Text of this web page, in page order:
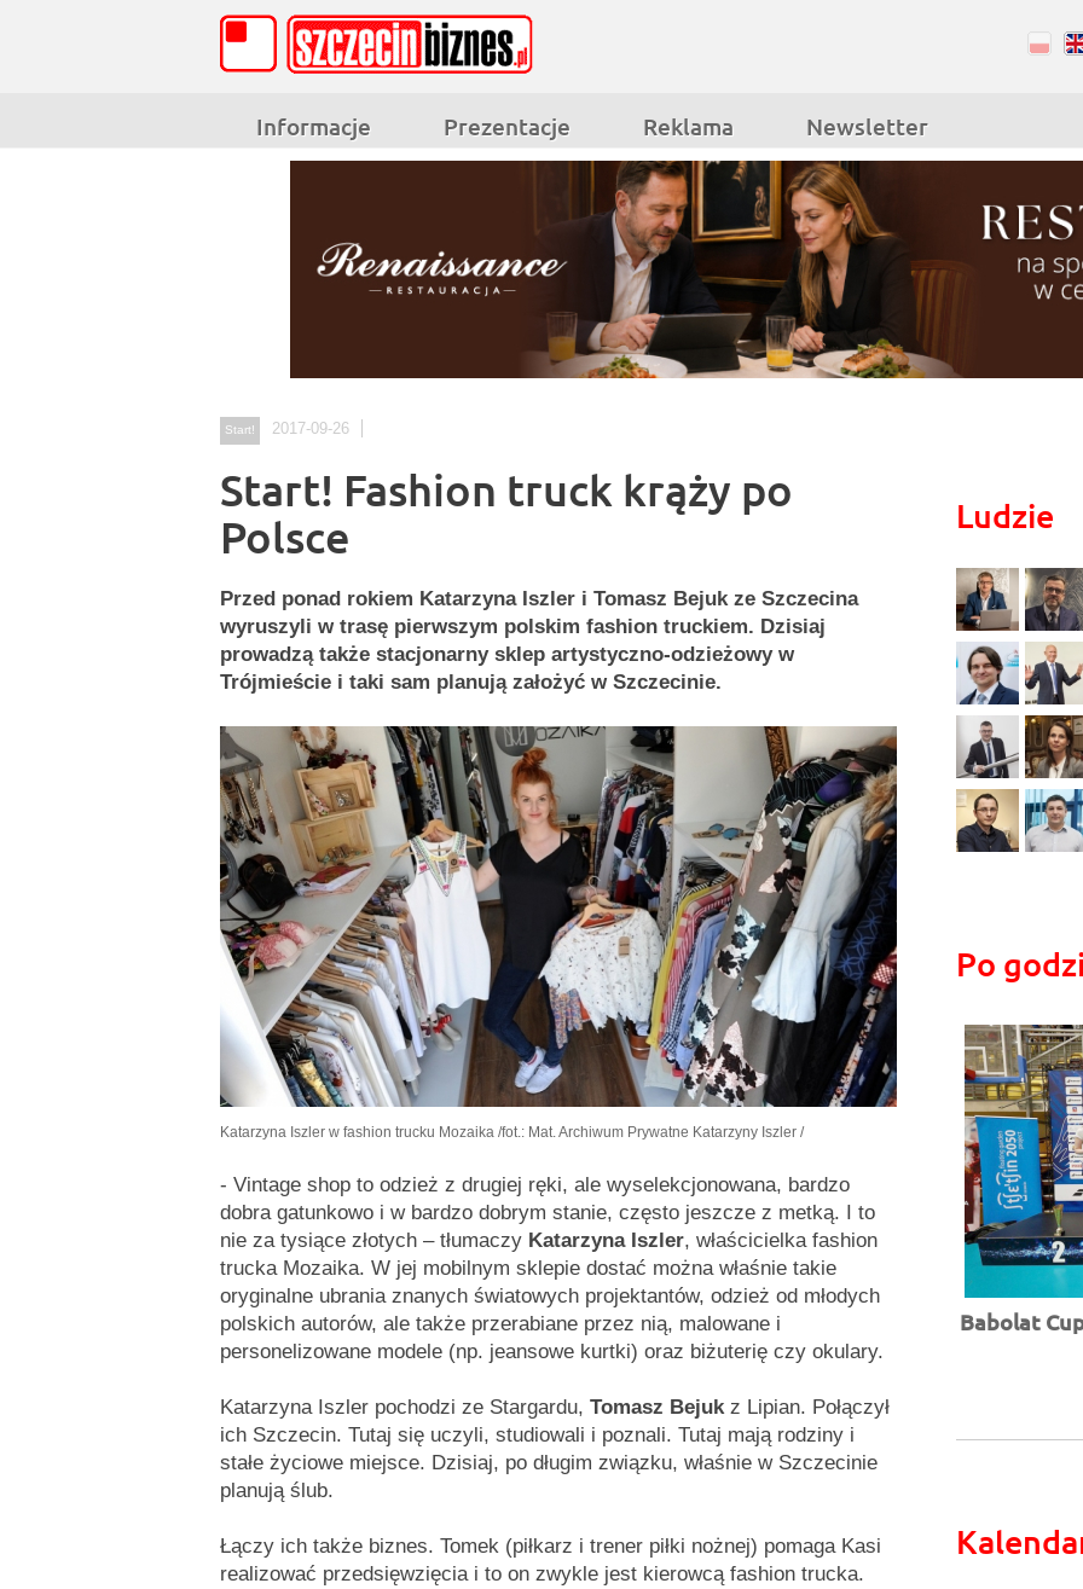
Informacje Prezentacje Reklama Newsletter
Start! 2017-09-26
Start! Fashion truck krąży po
Polsce
Przed ponad rokiem Katarzyna Iszler i Tomasz Bejuk ze Szczecina
wyruszyli w trasę pierwszym polskim fashion truckiem. Dzisiaj
prowadzą także stacjonarny sklep artystyczno-odzieżowy w
Trójmieście i taki sam planują założyć w Szczecinie.
Katarzyna Iszler w fashion trucku Mozaika /fot.: Mat. Archiwum Prywatne Katarzyny Iszler /
- Vintage shop to odzież z drugiej ręki, ale wyselekcjonowana, bardzo
dobra gatunkowo i w bardzo dobrym stanie, często jeszcze z metką. I to
nie za tysiące złotych – tłumaczy Katarzyna Iszler, właścicielka fashion
trucka Mozaika. W jej mobilnym sklepie dostać można właśnie takie
oryginalne ubrania znanych światowych projektantów, odzież od młodych
polskich autorów, ale także przerabiane przez nią, malowane i
personelizowane modele (np. jeansowe kurtki) oraz biżuterię czy okulary.
Katarzyna Iszler pochodzi ze Stargardu, Tomasz Bejukz Lipian. Połączył
ich Szczecin. Tutaj się uczyli, studiowali i poznali. Tutaj mają rodziny i
stałe życiowe miejsce. Dzisiaj, po długim związku, właśnie w Szczecinie
planują ślub.
Łączy ich także biznes. Tomek (piłkarz i trener piłki nożnej) pomaga Kasi
realizować przedsięwzięcia i to on zwykle jest kierowcą fashion trucka.
Ludzie
Po
Babolat